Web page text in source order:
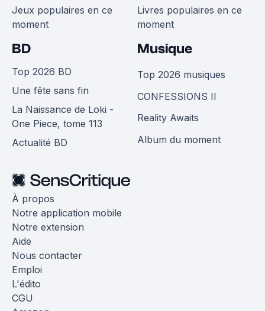
Jeux populaires en ce
moment
Livres populaires en ce
moment
BD
Top 2026 BD
Une fête sans fin
La Naissance de Loki -
One Piece, tome 113
Actualité BD
Musique
Top 2026 musiques
CONFESSIONS II
Reality Awaits
Album du moment
À propos
Notre application mobile
Notre extension
Aide
Nous contacter
Emploi
L'édito
CGU